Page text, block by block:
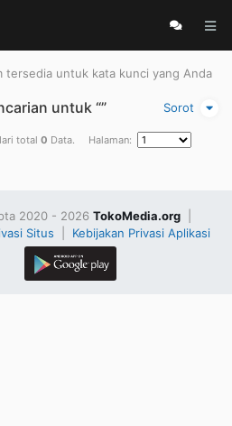
tersedia untuk kata kunci yang Anda
Sorot
untuk “”
total 0 Data. Halaman:
2020 - 2026 TokoMedia.org|
Situs
Kebijakan Privasi Aplikasi